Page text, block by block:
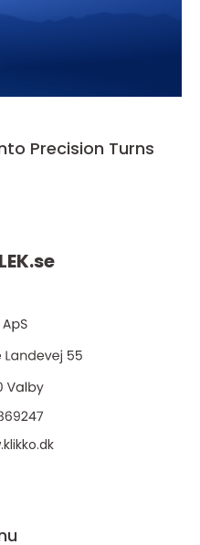
Precision Turns
se